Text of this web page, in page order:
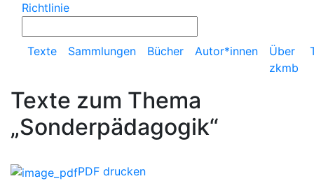
Richtlinie
Texte Sammlungen Bücher Autor*innen
Über
zkmb
Texte zum Thema
„Sonderpädagogik“
PDF drucken